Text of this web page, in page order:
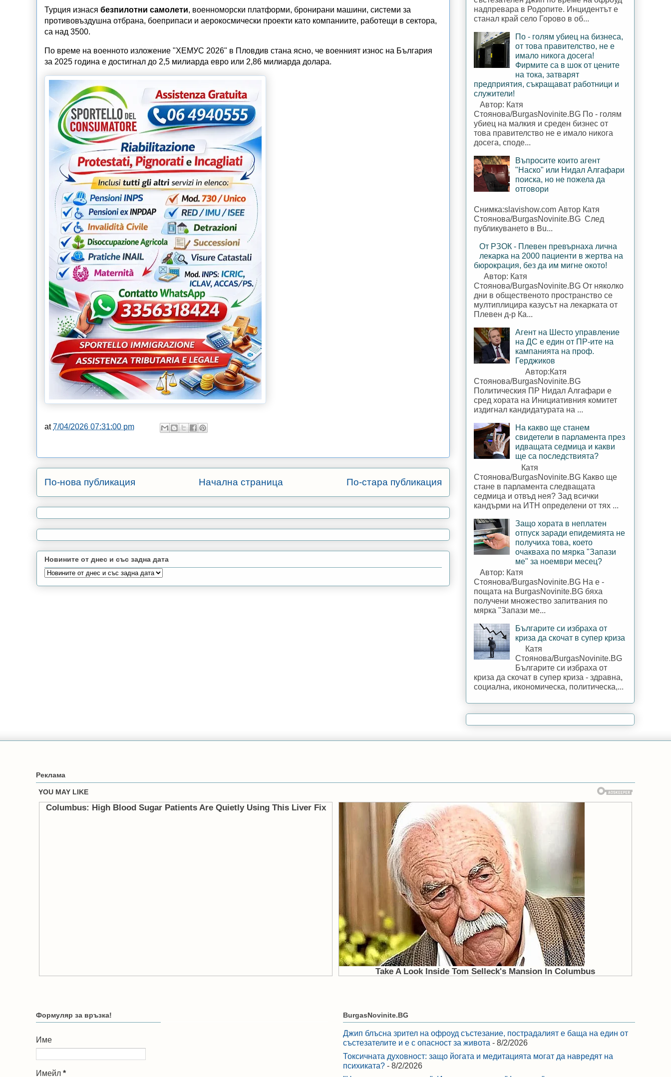
Турция изнася безпилотни самолети, военноморски платформи, бронирани машини, системи за
противовъздушна отбрана, боеприпаси и аерокосмически проекти като компаниите, работещи в сектора,
са над 3500.
По време на военното изложение "ХЕМУС 2026" в Пловдив стана ясно, че военният износ на България
за 2025 година е достигнал до 2,5 милиарда евро или 2,86 милиарда долара.
at7/04/2026 07:31:00 pm
По-нова публикация По-стара публикация
Начална страница
Новините от днес и със задна дата
надпревара в Родопите. Инцидентът е
станал край село Горово в об...
По - голям убиец на бизнеса,
от това правителство, не е
имало никога досега!
Фирмите са в шок от цените
на тока, затварят
предприятия, съкращават работници и
служители!
Автор: Катя
Стоянова/BurgasNovinite.BG По - голям
убиец на малкия и среден бизнес от
това правителство не е имало никога
досега, споде...
Въпросите които агент
"Наско" или Нидал Алгафари
поиска, но не пожела да
отговори
Снимка:slavishow.com Автор Катя
Стоянова/BurgasNovinite.BG След
публикуването в Bu...
От РЗОК - Плевен превърнаха лична
лекарка на 2000 пациенти в жертва на
бюрокрация, без да им мигне окото!
Автор: Катя
Стоянова/BurgasNovinite.BG От няколко
дни в общественото пространство се
мултиплицира казусът на лекарката от
Плевен д-р Ка...
Агент на Шесто управление
на ДС е един от ПР-ите на
кампанията на проф.
Герджиков
Автор:Катя
Стоянова/BurgasNovinite.BG
Политическия ПР Нидал Алгафари е
сред хората на Инициативния комитет
издигнал кандидатурата на ...
На какво ще станем
свидетели в парламента през
идващата седмица и какви
ще са последствията?
Катя
Стоянова/BurgasNovinite.BG Какво ще
стане в парламента следващата
седмица и отвъд нея? Зад всички
кандърми на ИТН определени от тях ...
Защо хората в неплатен
отпуск заради епидемията не
получиха това, което
очакваха по мярка "Запази
ме" за ноември месец?
Автор: Катя
Стоянова/BurgasNovinite.BG На е -
пощата на BurgasNovinite.BG бяха
получени множество запитвания по
мярка "Запази ме...
Българите си избраха от
криза да скочат в супер криза
Катя
Стоянова/BurgasNovinite.BG
Българите си избраха от
криза да скочат в супер криза - здравна,
социална, икономическа, политическа,...
Реклама
Формуляр за връзка!
Име
Имейл *
BurgasNovinite.BG
Джип блъсна зрител на офроуд състезание, пострадалият е баща на един от
състезателите и е с опасност за живота - 8/2/2026
Токсичната духовност: защо йогата и медитацията могат да навредят на
психиката? - 8/2/2026